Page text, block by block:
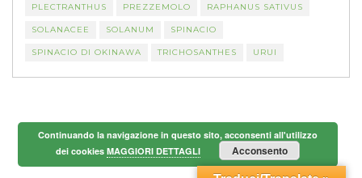
PLECTRANTHUS PREZZEMOLO RAPHANUS SATIVUS
SOLANACEE SOLANUM SPINACIO
SPINACIO DI OKINAWA TRICHOSANTHES URUI
Continuando la navigazione in questo sito, acconsenti all'utilizzo
dei cookiesMAGGIORI DETTAGLI Acconsento